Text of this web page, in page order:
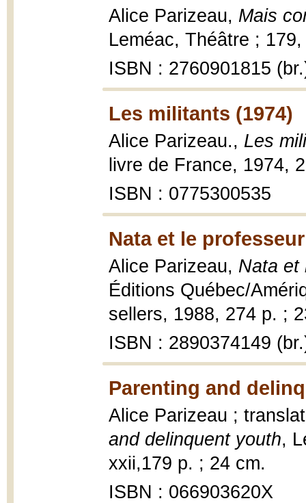
Alice Parizeau, Mais
Leméac, Théâtre ;
ISBN : 2760901815
Les militants (1974)
Alice Parizeau., Les
livre de France, 1974,
ISBN : 0775300535
Nata et le
Alice Parizeau, Nata et
Éditions Québec/
sellers, 1988, 274 p. ;
ISBN : 2890374149
Parenting and
Alice Parizeau ;
and delinquent youth,
xxii,179 p. ; 24 cm.
ISBN : 066903620X